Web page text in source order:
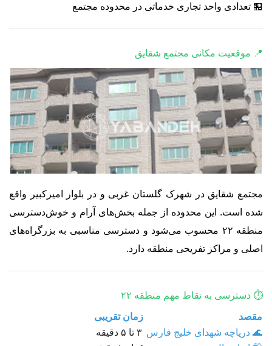
🏪 تعدادی واحد تجاری خدماتی در محدوده مجتمع
📍 موقعیت مکانی مجتمع شقایق
مجتمع شقایق در شهرک گلستان غربی و در بلوار امیرکبیر واقع
شده است. این محدوده از جمله بخش‌های آرام و خوش‌دسترسی
منطقه ۲۲ محسوب می‌شود و دسترسی مناسبی به بزرگراه‌های
اصلی و مراکز تفریحی منطقه دارد.
⏱️ دسترسی به نقاط مهم منطقه ۲۲
مقصد
زمان تقریبی
🌊 دریاچه شهدای خلیج فارس ۳ تا ۵ دقیقه